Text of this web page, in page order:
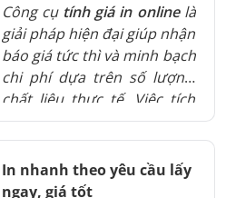
Công cụ tính giá in onlinelà
giải pháp hiện đại giúp nhận
báo giá tức thì và minh bạch
chi phí dựa trên số lượng,
chất liệu thực tế. Việc tích
hợp tính năng này trên
website giúp khách hàng
chủ động kiểm soát ngân
sách, tiết kiệm thời gian chờ
In nhanh theo yêu cầu lấy
ngay, giá tốt